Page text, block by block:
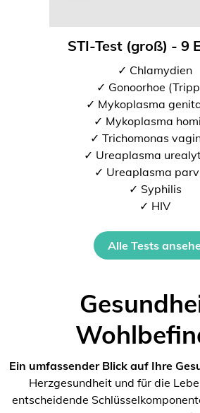
STI-Test (groß) - 9
✓ Chlamydien
✓ Gonoorhoe
✓ Mykoplasma
✓ Mykoplasma
✓ Trichomonas
✓ Ureaplasma
✓ Ureaplasma
✓ Syphilis
✓ HIV
Alle Tests
Ein umfassender Blick auf Ihre
Herzgesundheit und für die
entscheidende